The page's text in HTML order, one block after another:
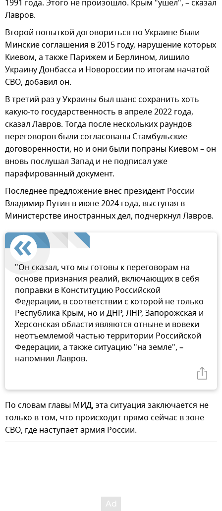
1991 года. Этого не произошло. Крым "ушел", – сказал
Лавров.
Второй попыткой договориться по Украине были
Минские соглашения в 2015 году, нарушение которых
Киевом, а также Парижем и Берлином, лишило
Украину Донбасса и Новороссии по итогам начатой
СВО, добавил он.
В третий раз у Украины был шанс сохранить хоть
какую-то государственность в апреле 2022 года,
сказал Лавров. Тогда после нескольких раундов
переговоров были согласованы Стамбульские
договоренности, но и они были попраны Киевом – он
вновь послушал Запад и не подписал уже
парафированный документ.
Последнее предложение внес президент России
Владимир Путин в июне 2024 года, выступая в
Министерстве иностранных дел, подчеркнул Лавров.
"Он сказал, что мы готовы к переговорам на
основе признания реалий, включающих в себя
поправки в Конституцию Российской
Федерации, в соответствии с которой не только
Республика Крым, но и ДНР, ЛНР, Запорожская и
Херсонская области являются отныне и вовеки
неотъемлемой частью территории Российской
Федерации, а также ситуацию "на земле", –
напомнил Лавров.
По словам главы МИД, эта ситуация заключается не
только в том, что происходит прямо сейчас в зоне
СВО, где наступает армия России.